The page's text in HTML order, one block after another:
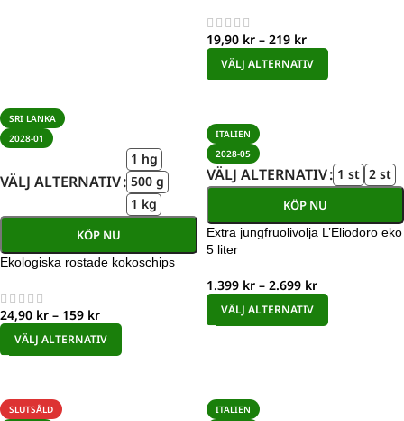
19,90 kr – 219 kr
VÄLJ ALTERNATIV
SRI LANKA
2028-01
VÄLJ ALTERNATIV
1 hg
500 g
1 kg
KÖP NU
Ekologiska rostade kokoschips
24,90 kr – 159 kr
VÄLJ ALTERNATIV
ITALIEN
2028-05
VÄLJ ALTERNATIV 1 st 2 st
KÖP NU
Extra jungfruolivolja L’Eliodoro eko
5 liter
1.399 kr – 2.699 kr
VÄLJ ALTERNATIV
SLUTSÅLD
ITALIEN